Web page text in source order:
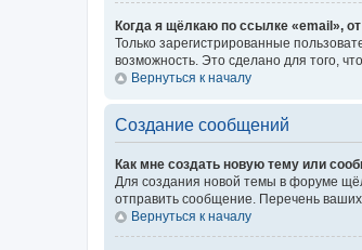
Когда я щёлкаю по ссылке «email»,
Только зарегистрированные
возможность. Это сделано для того,
Вернуться к началу
Создание сообщений
Как мне создать новую тему или
Для создания новой темы в форуме
отправить сообщение. Перечень
Вернуться к началу